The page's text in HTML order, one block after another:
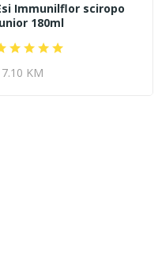
Immunilflor sciropo
180ml
KM